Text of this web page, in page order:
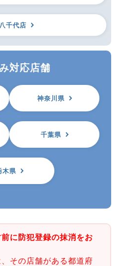
千代店
対応店舗
神奈川県
千葉県
木県
に防犯登録の抹消をお
その店舗がある都道府